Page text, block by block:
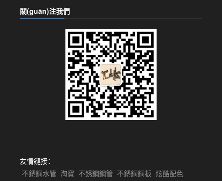
關(guān)注我們
友情鏈接：
不銹鋼水管 淘寶 不銹鋼鋼管 不銹鋼鋼板 炫酷配色